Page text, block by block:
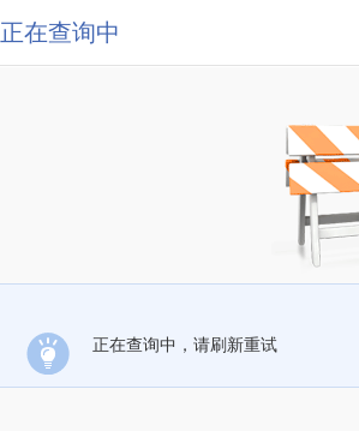
正在查询中
正在查询中，请刷新重试